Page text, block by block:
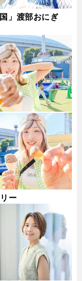
」渡部おにぎ
ー